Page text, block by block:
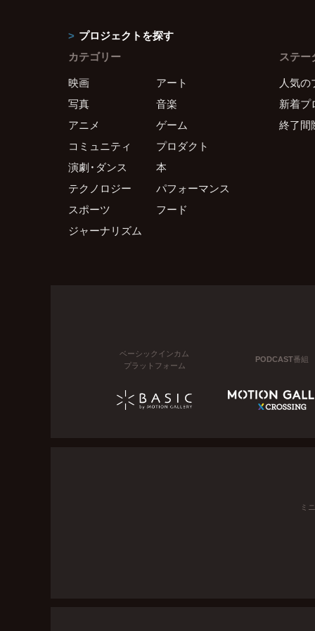
プロジェクトを探す
カテゴリー
映画
アート
写真
音楽
アニメ
ゲーム
コミュニティ
プロダクト
演劇・ダンス
本
テクノロジー
パフォーマンス
スポーツ
フード
ジャーナリズム
ステー
人気の
新着プ
終了間
ベーシックインカム
プラットフォーム
PODCAST番組
ミ